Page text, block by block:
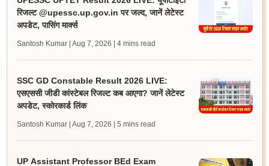
रिजल्ट @upessc.up.gov.in पर जल्द, जानें लेटेस्ट
अपडेट, पासिंग मार्क्स
Santosh Kumar | Aug 7, 2026 | 4 mins read
SSC GD Constable Result 2026 LIVE:
एसएससी जीडी कांस्टेबल रिजल्ट कब आएगा? जानें लेटेस्ट
अपडेट, स्कोरकार्ड लिंक
Santosh Kumar | Aug 7, 2026 | 5 mins read
UP Assistant Professor BEd Exam